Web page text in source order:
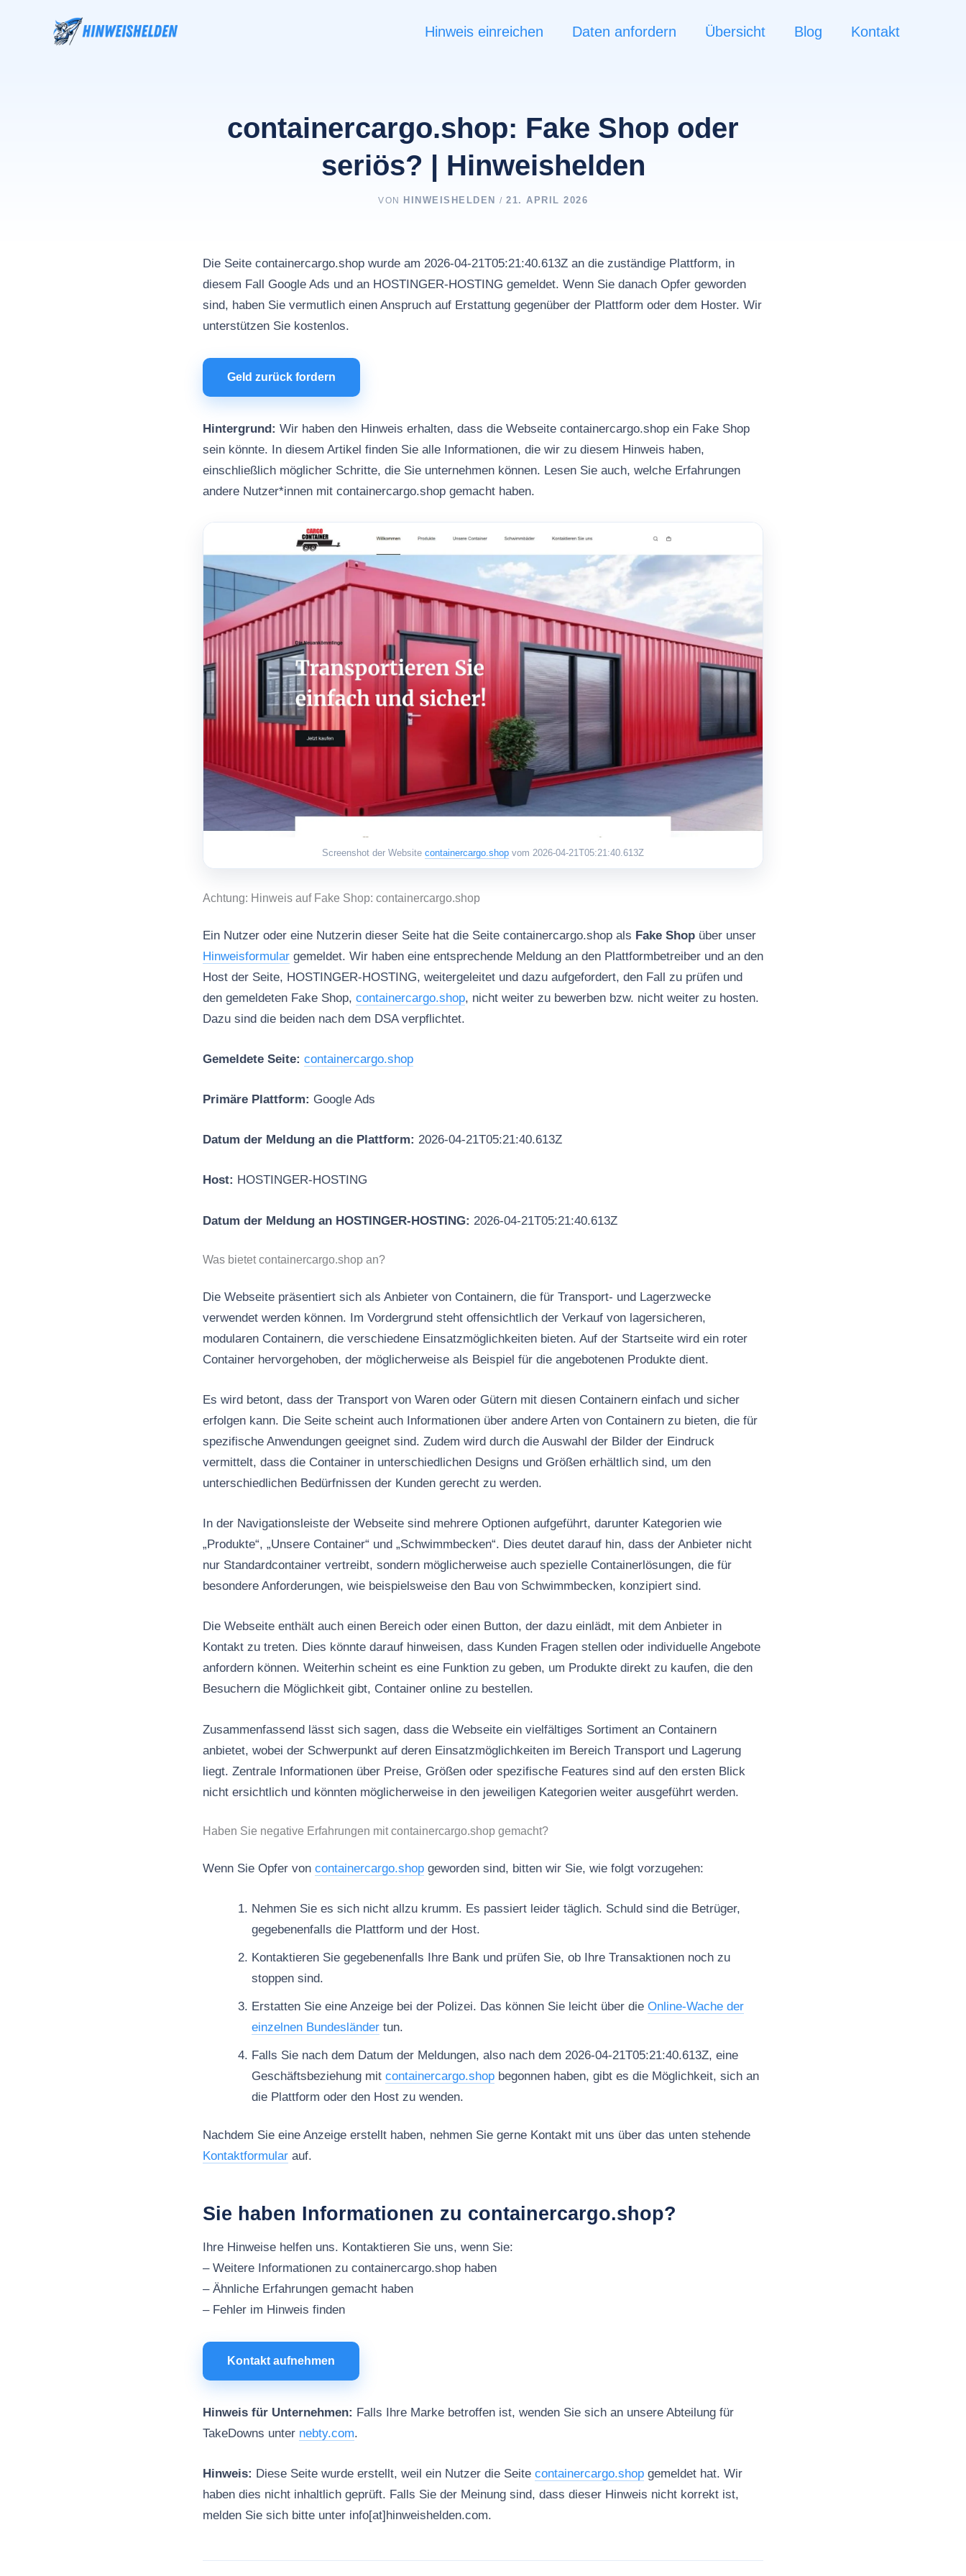
Hinweis einreichen Daten anfordern Übersicht Blog Kontakt
containercargo.shop: Fake Shop oder
seriös? | Hinweishelden
VON HINWEISHELDEN / 21. APRIL 2026
Die Seite containercargo.shop wurde am 2026-04-21T05:21:40.613Z an die zuständige Plattform, in
diesem Fall Google Ads und an HOSTINGER-HOSTING gemeldet. Wenn Sie danach Opfer geworden
sind, haben Sie vermutlich einen Anspruch auf Erstattung gegenüber der Plattform oder dem Hoster. Wir
unterstützen Sie kostenlos.
Geld zurück fordern
Hintergrund: Wir haben den Hinweis erhalten, dass die Webseite containercargo.shop ein Fake Shop
sein könnte. In diesem Artikel finden Sie alle Informationen, die wir zu diesem Hinweis haben,
einschließlich möglicher Schritte, die Sie unternehmen können. Lesen Sie auch, welche Erfahrungen
andere Nutzer*innen mit containercargo.shop gemacht haben.
Screenshot der Website containercargo.shop vom 2026-04-21T05:21:40.613Z
Achtung: Hinweis auf Fake Shop: containercargo.shop
Ein Nutzer oder eine Nutzerin dieser Seite hat die Seite containercargo.shop als Fake Shop über unser
Hinweisformular gemeldet. Wir haben eine entsprechende Meldung an den Plattformbetreiber und an den
Host der Seite, HOSTINGER-HOSTING, weitergeleitet und dazu aufgefordert, den Fall zu prüfen und
den gemeldeten Fake Shop, containercargo.shop, nicht weiter zu bewerben bzw. nicht weiter zu hosten.
Dazu sind die beiden nach dem DSA verpflichtet.
Gemeldete Seite: containercargo.shop
Primäre Plattform: Google Ads
Datum der Meldung an die Plattform: 2026-04-21T05:21:40.613Z
Host: HOSTINGER-HOSTING
Datum der Meldung an HOSTINGER-HOSTING: 2026-04-21T05:21:40.613Z
Was bietet containercargo.shop an?
Die Webseite präsentiert sich als Anbieter von Containern, die für Transport- und Lagerzwecke
verwendet werden können. Im Vordergrund steht offensichtlich der Verkauf von lagersicheren,
modularen Containern, die verschiedene Einsatzmöglichkeiten bieten. Auf der Startseite wird ein roter
Container hervorgehoben, der möglicherweise als Beispiel für die angebotenen Produkte dient.
Es wird betont, dass der Transport von Waren oder Gütern mit diesen Containern einfach und sicher
erfolgen kann. Die Seite scheint auch Informationen über andere Arten von Containern zu bieten, die für
spezifische Anwendungen geeignet sind. Zudem wird durch die Auswahl der Bilder der Eindruck
vermittelt, dass die Container in unterschiedlichen Designs und Größen erhältlich sind, um den
unterschiedlichen Bedürfnissen der Kunden gerecht zu werden.
In der Navigationsleiste der Webseite sind mehrere Optionen aufgeführt, darunter Kategorien wie
„Produkte“, „Unsere Container“ und „Schwimmbecken“. Dies deutet darauf hin, dass der Anbieter nicht
nur Standardcontainer vertreibt, sondern möglicherweise auch spezielle Containerlösungen, die für
besondere Anforderungen, wie beispielsweise den Bau von Schwimmbecken, konzipiert sind.
Die Webseite enthält auch einen Bereich oder einen Button, der dazu einlädt, mit dem Anbieter in
Kontakt zu treten. Dies könnte darauf hinweisen, dass Kunden Fragen stellen oder individuelle Angebote
anfordern können. Weiterhin scheint es eine Funktion zu geben, um Produkte direkt zu kaufen, die den
Besuchern die Möglichkeit gibt, Container online zu bestellen.
Zusammenfassend lässt sich sagen, dass die Webseite ein vielfältiges Sortiment an Containern
anbietet, wobei der Schwerpunkt auf deren Einsatzmöglichkeiten im Bereich Transport und Lagerung
liegt. Zentrale Informationen über Preise, Größen oder spezifische Features sind auf den ersten Blick
nicht ersichtlich und könnten möglicherweise in den jeweiligen Kategorien weiter ausgeführt werden.
Haben Sie negative Erfahrungen mit containercargo.shop gemacht?
Wenn Sie Opfer von containercargo.shop geworden sind, bitten wir Sie, wie folgt vorzugehen:
Nehmen Sie es sich nicht allzu krumm. Es passiert leider täglich. Schuld sind die Betrüger,
gegebenenfalls die Plattform und der Host.
Kontaktieren Sie gegebenenfalls Ihre Bank und prüfen Sie, ob Ihre Transaktionen noch zu
stoppen sind.
Erstatten Sie eine Anzeige bei der Polizei. Das können Sie leicht über die Online-Wache der
einzelnen Bundesländer tun.
Falls Sie nach dem Datum der Meldungen, also nach dem 2026-04-21T05:21:40.613Z, eine
Geschäftsbeziehung mit containercargo.shop begonnen haben, gibt es die Möglichkeit, sich an
die Plattform oder den Host zu wenden.
Nachdem Sie eine Anzeige erstellt haben, nehmen Sie gerne Kontakt mit uns über das unten stehende
Kontaktformular auf.
Sie haben Informationen zu containercargo.shop?
Ihre Hinweise helfen uns. Kontaktieren Sie uns, wenn Sie:
– Weitere Informationen zu containercargo.shop haben
– Ähnliche Erfahrungen gemacht haben
– Fehler im Hinweis finden
Kontakt aufnehmen
Hinweis für Unternehmen: Falls Ihre Marke betroffen ist, wenden Sie sich an unsere Abteilung für
TakeDowns unter nebty.com.
Hinweis: Diese Seite wurde erstellt, weil ein Nutzer die Seite containercargo.shop gemeldet hat. Wir
haben dies nicht inhaltlich geprüft. Falls Sie der Meinung sind, dass dieser Hinweis nicht korrekt ist,
melden Sie sich bitte unter info[at]hinweishelden.com.